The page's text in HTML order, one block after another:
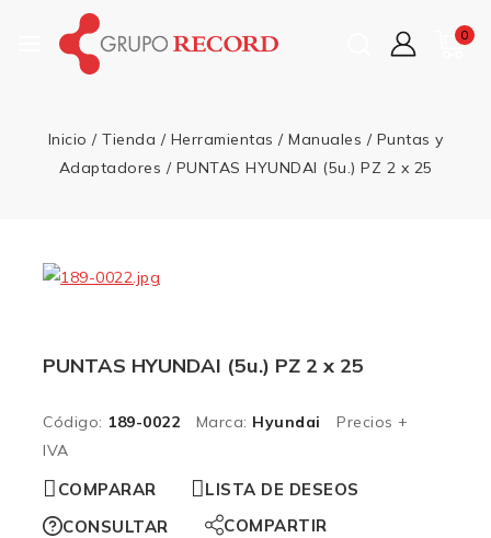
0
Inicio / Tienda / Herramientas / Manuales / Puntas y
Adaptadores / PUNTAS HYUNDAI (5u.) PZ 2 x 25
PUNTAS HYUNDAI (5u.) PZ 2 x 25
Código: 189-0022 Marca: Hyundai Precios +
IVA
COMPARAR
LISTA DE DESEOS
CONSULTAR
COMPARTIR